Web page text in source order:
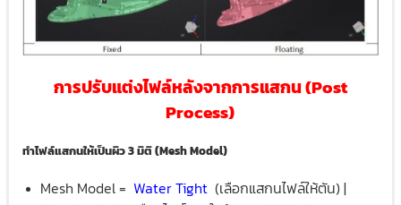
การปรับแต่งไฟล์หลังจากการแสกน (Post
Process)
ทำไฟล์แสกนให้เป็นผิว 3 มิติ (Mesh Model)
Mesh Model = Water Tight(เลือกแสกนไฟล์ให้ตัน) |